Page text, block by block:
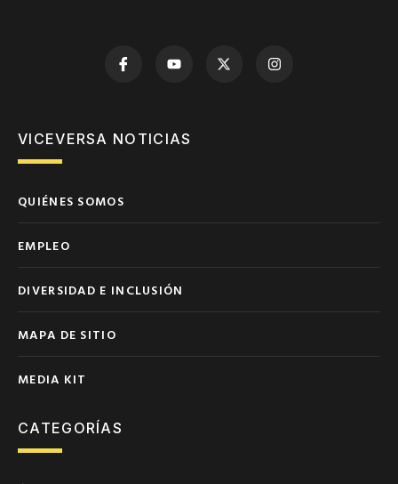
VICEVERSA NOTICIAS
QUIÉNES SOMOS
EMPLEO
DIVERSIDAD E INCLUSIÓN
MAPA DE SITIO
MEDIA KIT
CATEGORÍAS